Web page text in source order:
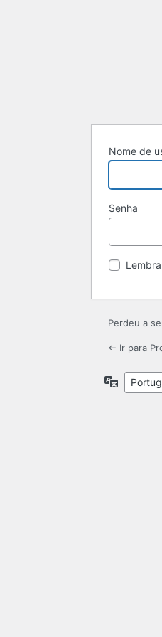
Nome de
Senha
Perdeu a
← Ir para
Idioma